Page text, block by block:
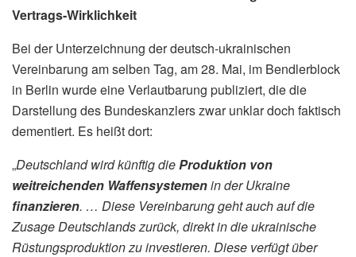
Vertrags-Wirklichkeit
Bei der Unterzeichnung der deutsch-ukrainischen
Vereinbarung am selben Tag, am 28. Mai, im Bendlerblock
in Berlin wurde eine Verlautbarung publiziert, die die
Darstellung des Bundeskanzlers zwar unklar doch faktisch
dementiert. Es heißt dort:
„Deutschland wird künftig dieProduktion von
weitreichenden Waffensystemenin der Ukraine
finanzieren. … Diese Vereinbarung geht auch auf die
Zusage Deutschlands zurück, direkt in die ukrainische
Rüstungsproduktion zu investieren. Diese verfügt über